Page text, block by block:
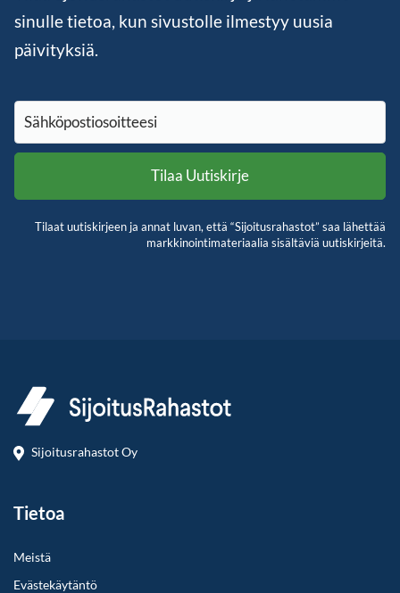
sinulle tietoa, kun sivustolle ilmestyy uusia
päivityksiä.
Tilaat uutiskirjeen ja annat luvan, että “Sijoitusrahastot” saa lähettää
markkinointimateriaalia sisältäviä uutiskirjeitä.
Sijoitusrahastot Oy
Tietoa
Meistä
Evästekäytäntö